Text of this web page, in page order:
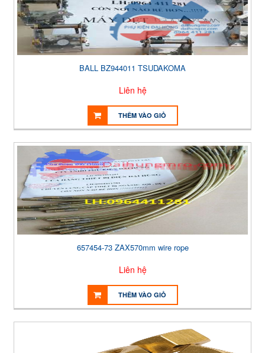
BALL BZ944011 TSUDAKOMA
Liên hệ
THÊM VÀO GIỎ
657454-73 ZAX570mm wire rope
Liên hệ
THÊM VÀO GIỎ